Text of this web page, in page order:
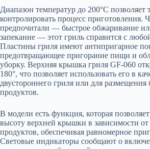
Диапазон температур до 200°C позволяет
контролировать процесс приготовления.
предпочитали — быстрое обжаривание
запекание — этот гриль справится с
Пластины гриля имеют антипригарное
предотвращающее пригорание пищи и
уборку. Верхняя крышка гриля GF-060
180°, что позволяет использовать его в
двустороннего гриля или для
продуктов.
В модели есть функция, которая
высоту верхней крышки в зависимости
продуктов, обеспечивая равномерное
Световые индикаторы сообщают о